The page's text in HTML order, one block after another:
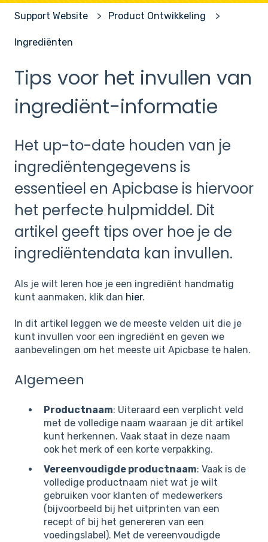
Support Website Product Ontwikkeling
Ingrediënten
Tips voor het invullen van
ingrediënt-informatie
Het up-to-date houden van je
ingrediëntengegevens is
essentieel en Apicbase is hiervoor
het perfecte hulpmiddel. Dit
artikel geeft tips over hoe je de
ingrediëntendata kan invullen.
Als je wilt leren hoe je een ingrediënt handmatig
kunt aanmaken, klik dan hier.
In dit artikel leggen we de meeste velden uit die je
kunt invullen voor een ingrediënt en geven we
aanbevelingen om het meeste uit Apicbase te halen.
Algemeen
Productnaam: Uiteraard een verplicht veld
met de volledige naam waaraan je dit artikel
kunt herkennen. Vaak staat in deze naam
ook het merk of een korte verpakking.
Vereenvoudigde productnaam: Vaak is de
volledige productnaam niet wat je wilt
gebruiken voor klanten of medewerkers
(bijvoorbeeld bij het uitprinten van een
recept of bij het genereren van een
voedingslabel). Met de vereenvoudigde